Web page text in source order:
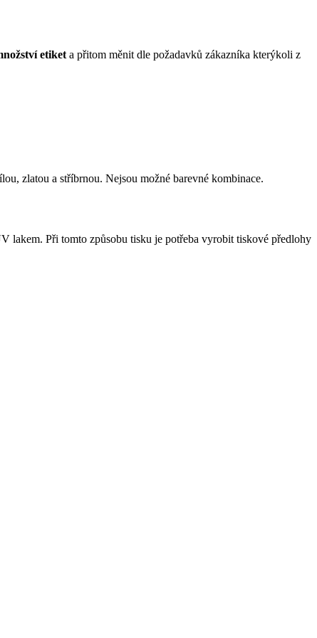
etiket a přitom měnit dle požadavků zákazníka kterýkoli z
zlatou a stříbrnou. Nejsou možné barevné kombinace.
lakem. Při tomto způsobu tisku je potřeba vyrobit tiskové předlohy